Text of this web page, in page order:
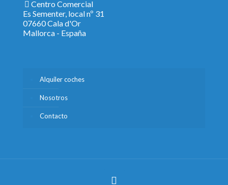
Centro Comercial
Es Sementer, local nº 31
07660 Cala d'Or
Mallorca - España
Alquiler coches
Nosotros
Contacto